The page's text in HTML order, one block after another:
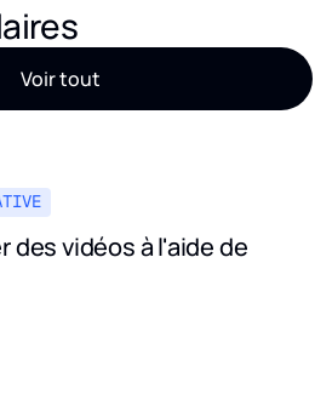
Voir tout
des vidéos à l'aide de